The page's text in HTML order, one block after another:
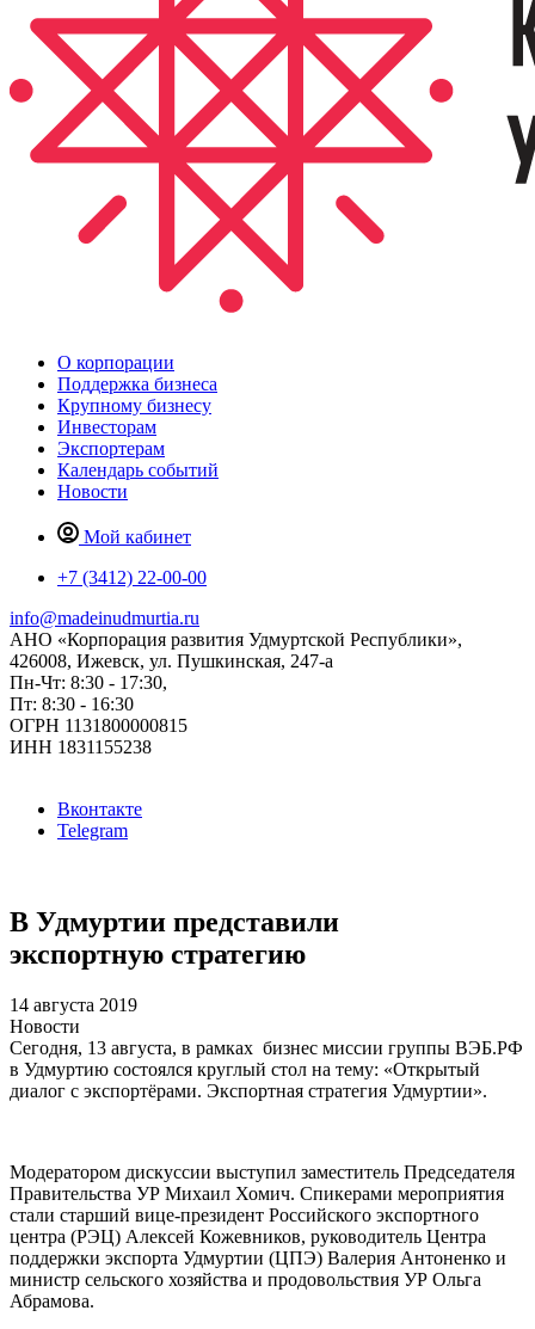
О корпорации
Поддержка бизнеса
Крупному бизнесу
Инвесторам
Экспортерам
Календарь событий
Новости
Мой кабинет
+7 (3412) 22-00-00
info@madeinudmurtia.ru
АНО «Корпорация развития Удмуртской Республики»,
426008, Ижевск, ул. Пушкинская, 247-а
Пн-Чт: 8:30 - 17:30,
Пт: 8:30 - 16:30
ОГРН 1131800000815
ИНН 1831155238
Вконтакте
Telegram
В Удмуртии представили
экспортную стратегию
14 августа 2019
Новости
Сегодня, 13 августа, в рамках бизнес миссии группы ВЭБ.РФ
в Удмуртию состоялся круглый стол на тему: «Открытый
диалог с экспортёрами. Экспортная стратегия Удмуртии».
Модератором дискуссии выступил заместитель Председателя
Правительства УР Михаил Хомич. Спикерами мероприятия
стали старший вице-президент Российского экспортного
центра (РЭЦ) Алексей Кожевников, руководитель Центра
поддержки экспорта Удмуртии (ЦПЭ) Валерия Антоненко и
министр сельского хозяйства и продовольствия УР Ольга
Абрамова.